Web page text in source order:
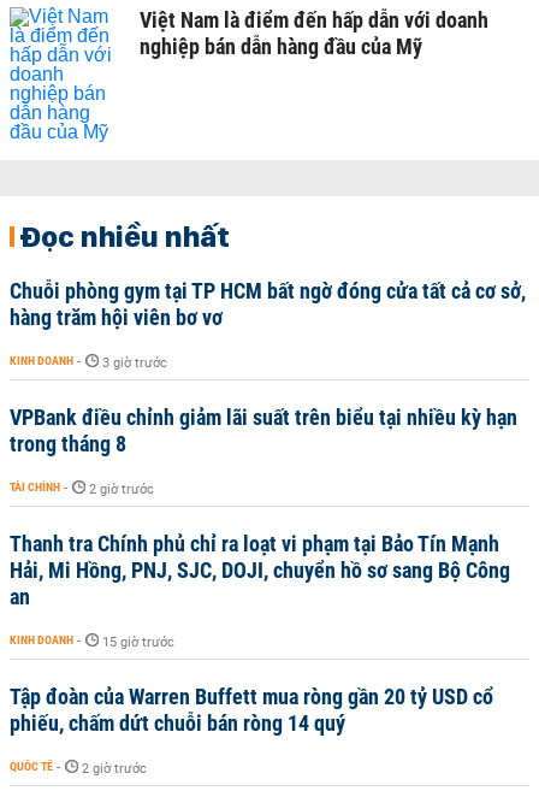
Việt Nam là điểm đến hấp dẫn với doanh
nghiệp bán dẫn hàng đầu của Mỹ
Đọc nhiều nhất
Chuỗi phòng gym tại TP HCM bất ngờ đóng cửa tất cả cơ sở,
hàng trăm hội viên bơ vơ
KINH DOANH - 3 giờ trước
VPBank điều chỉnh giảm lãi suất trên biểu tại nhiều kỳ hạn
trong tháng 8
TÀI CHÍNH - 2 giờ trước
Thanh tra Chính phủ chỉ ra loạt vi phạm tại Bảo Tín Mạnh
Hải, Mi Hồng, PNJ, SJC, DOJI, chuyển hồ sơ sang Bộ Công
an
KINH DOANH - 15 giờ trước
Tập đoàn của Warren Buffett mua ròng gần 20 tỷ USD cổ
phiếu, chấm dứt chuỗi bán ròng 14 quý
QUỐC TẾ - 2 giờ trước